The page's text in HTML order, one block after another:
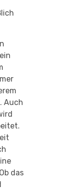
Auch
das